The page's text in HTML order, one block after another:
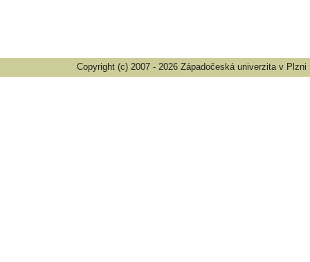
Copyright (c) 2007 - 2026 Západočeská univerzita v Plzni